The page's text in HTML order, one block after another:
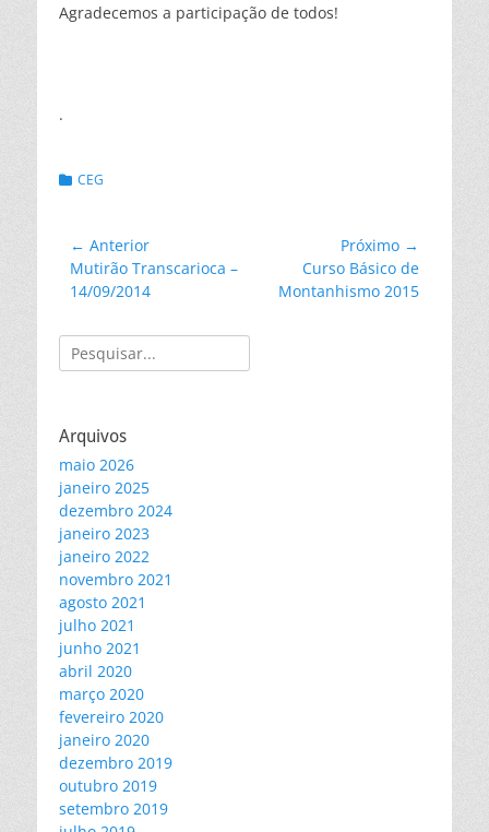
Agradecemos a participação de todos!
.
Categorias:
CEG
Navegação
de
Post
← Anterior
Post
anterior:
Mutirão Transcarioca –
14/09/2014
Próximo →
Curso Básico de
Montanhismo 2015
Pesquisar
por:
Arquivos
maio 2026
janeiro 2025
dezembro 2024
janeiro 2023
janeiro 2022
novembro 2021
agosto 2021
julho 2021
junho 2021
abril 2020
março 2020
fevereiro 2020
janeiro 2020
dezembro 2019
outubro 2019
setembro 2019